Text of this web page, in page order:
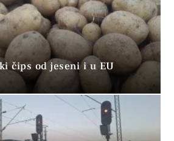
čips od jeseni i u EU